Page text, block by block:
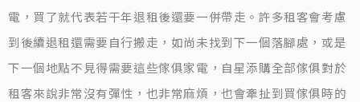
電，買了就代表若干年退租後還要一併帶走。許多租客會考慮
到後續退租還需要自行搬走，如尚未找到下一個落腳處，或是
下一個地點不見得需要這些傢俱家電，自星添購全部傢俱對於
租客來說非常沒有彈性，也非常麻煩，也會牽扯到買傢俱時的